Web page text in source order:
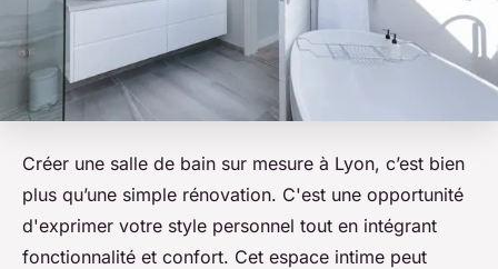
Créer une salle de bain sur mesure à Lyon, c’est bien
plus qu’une simple rénovation. C'est une opportunité
d'exprimer votre style personnel tout en intégrant
fonctionnalité et confort. Cet espace intime peut